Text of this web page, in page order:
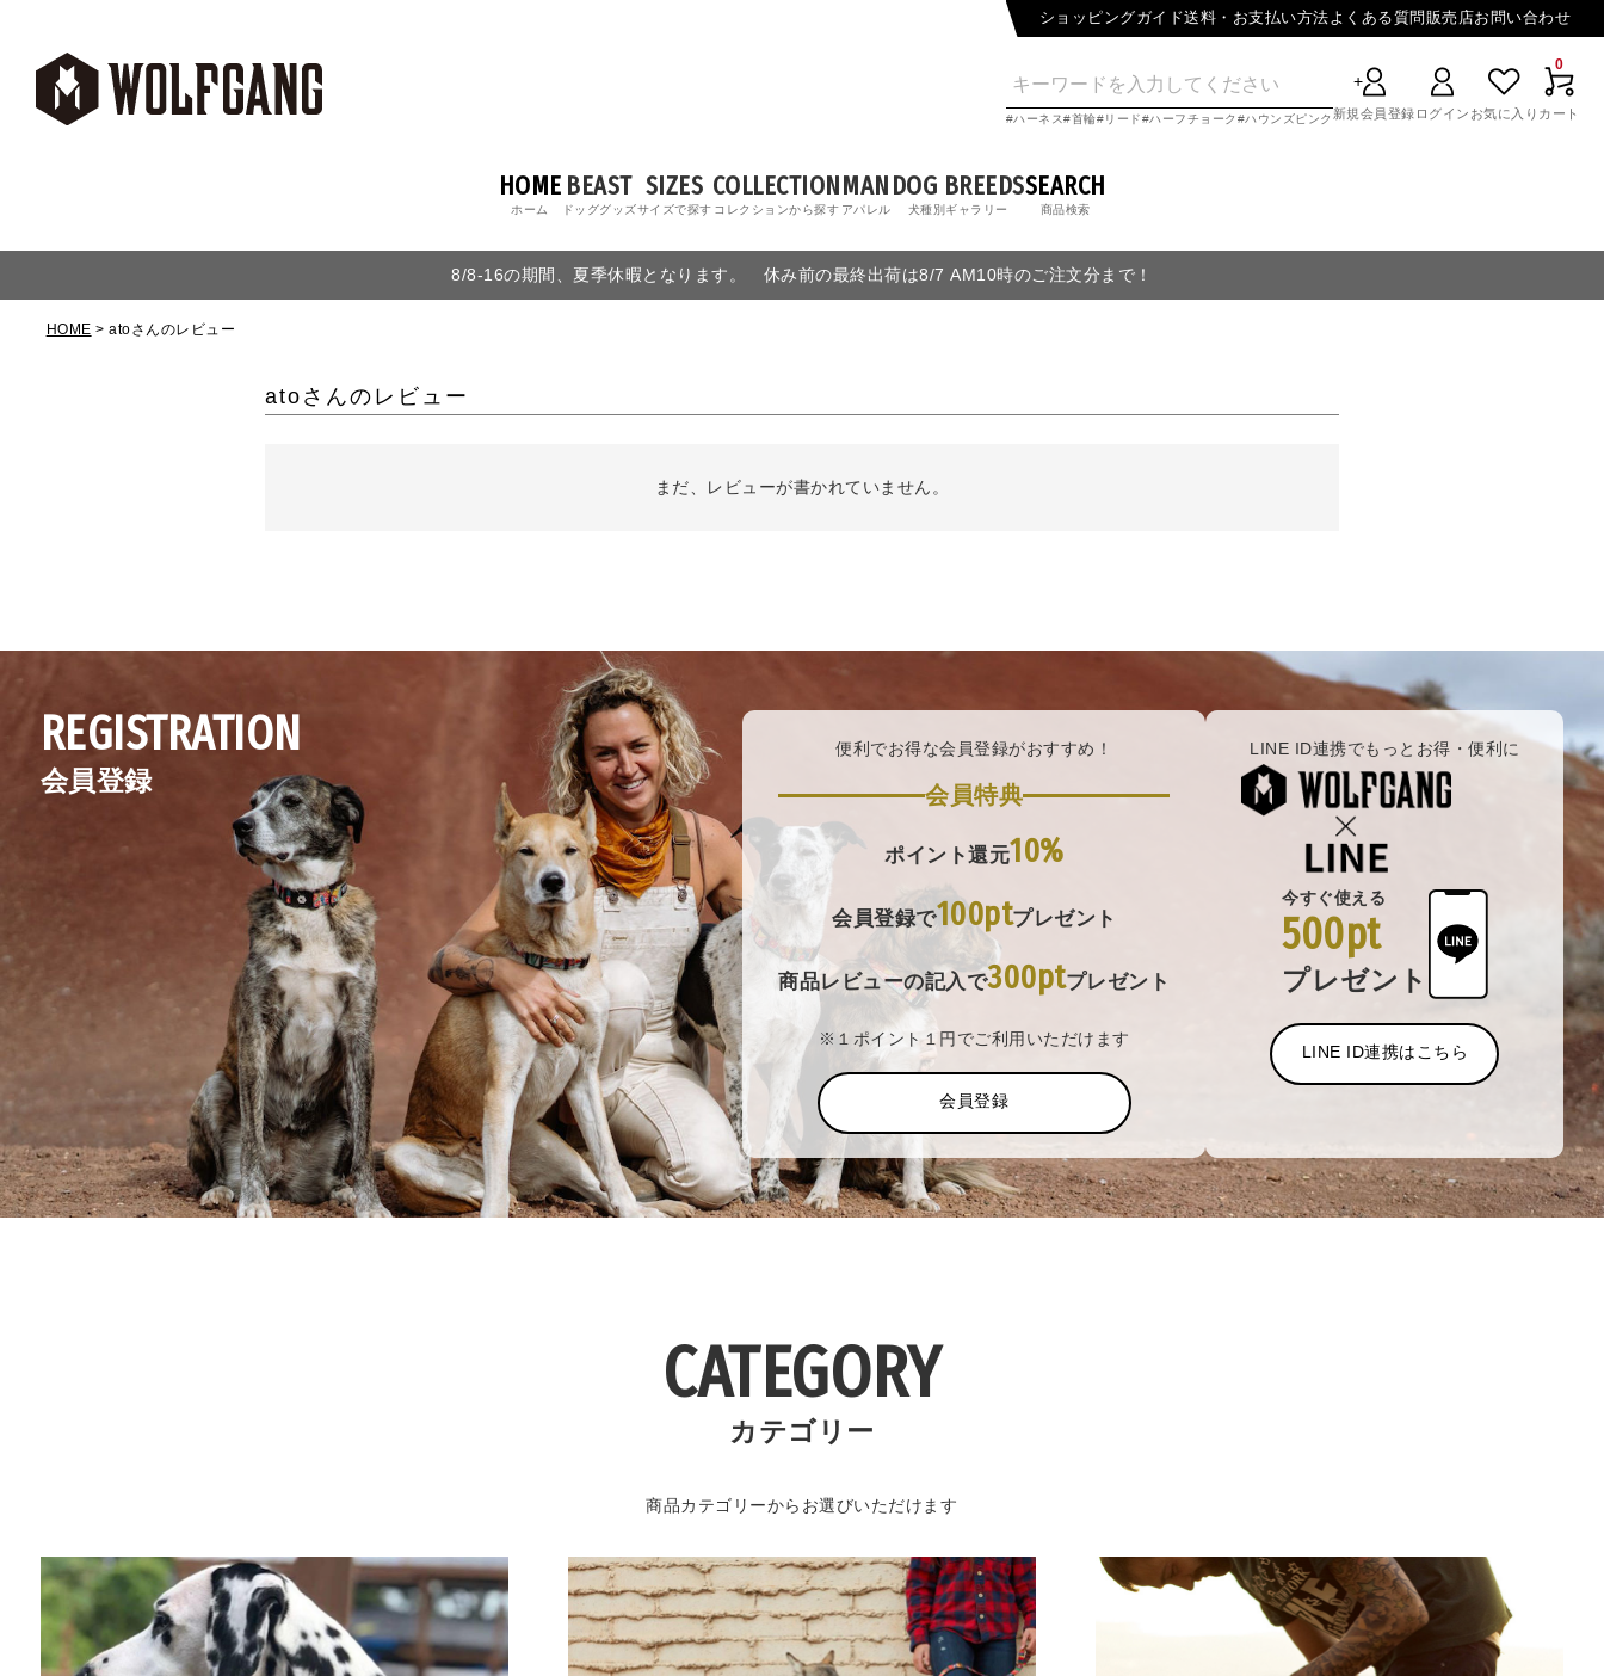
ショッピングガイド送料・お支払い方法よくある質問販売店お問い合わせ
ハーネス 首輪 リード ハーフチョーク ハウンズピンク 新規会員登録 ログイン お気に入り
0
カート
HOME
ホーム
BEAST
ドッググッズ
SIZES
サイズで探す
COLLECTION
コレクションから探す
MAN
アパレル
DOG BREEDS
犬種別ギャラリー
SEARCH
商品検索
8/8-16の期間、夏季休暇となります。 休み前の最終出荷は8/7 AM10時のご注文分まで！
HOME atoさんのレビュー
atoさんのレビュー
まだ、レビューが書かれていません。
REGISTRATION
会員登録
便利でお得な会員登録がおすすめ！
会員特典
ポイント還元10%
会員登録で100ptプレゼント
商品レビューの記入で300ptプレゼント
※１ポイント１円でご利用いただけます
会員登録
LINE ID連携でもっとお得・便利に
今すぐ使える
500pt
プレゼント
LINE ID連携はこちら
CATEGORY
カテゴリー
商品カテゴリーからお選びいただけます